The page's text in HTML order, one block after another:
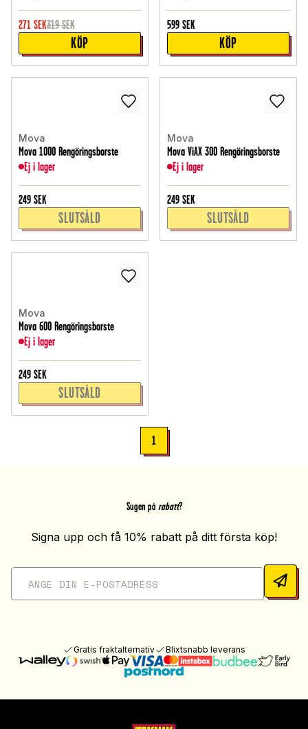
271 SEK319 SEK
KÖP
599 SEK
KÖP
Mova
Mova 1000 Rengöringsborste
Ej i lager
249 SEK
SLUTSÅLD
Mova
Mova ViAX 300 Rengöringsborste
Ej i lager
249 SEK
SLUTSÅLD
Mova
Mova 600 Rengöringsborste
Ej i lager
249 SEK
SLUTSÅLD
1
Sugen på rabatt?
Signa upp och få 10% rabatt på ditt första köp!
Gratis fraktalternativ Blixtsnabb leverans